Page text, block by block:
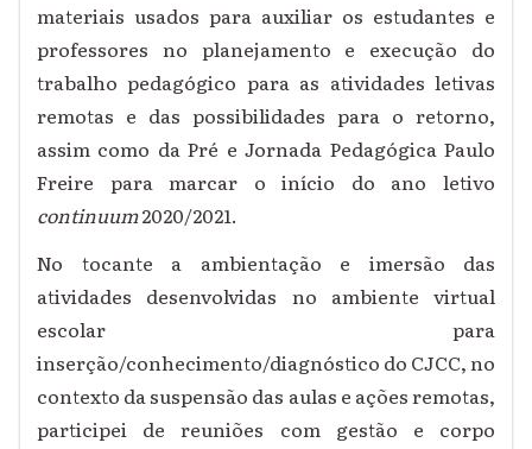
materiais usados para auxiliar os estudantes e
professores no planejamento e execução do
trabalho pedagógico para as atividades letivas
remotas e das possibilidades para o retorno,
assim como da Pré e Jornada Pedagógica Paulo
Freire para marcar o início do ano letivo
continuum2020/2021.
No tocante a ambientação e imersão das
atividades desenvolvidas no ambiente virtual
escolar para
inserção/conhecimento/diagnóstico do CJCC, no
contexto da suspensão das aulas e ações remotas,
participei de reuniões com gestão e corpo